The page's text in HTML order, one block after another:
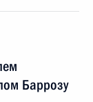
Баррозу